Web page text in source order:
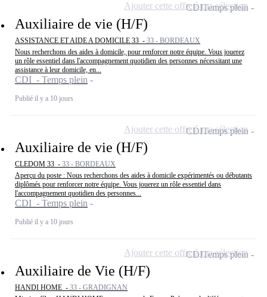
Auxiliaire de vie (H/F)
ASSISTANCE ET AIDE A DOMICILE 33 - 33 - BORDEAUX
Nous recherchons des aides à domicile, pour renforcer notre équipe. Vous jouerez
un rôle essentiel dans l'accompagnement quotidien des personnes nécessitant une
assistance à leur domicile, en...
CDI - Temps plein
Publié il y a 10 jours
CDITemps plein
Ajouter cette offre à ma sélection
Auxiliaire de vie (H/F)
CLEDOM 33 - 33 - BORDEAUX
Aperçu du poste : Nous recherchons des aides à domicile expérimentés ou débutants
diplômés pour renforcer notre équipe. Vous jouerez un rôle essentiel dans
l'accompagnement quotidien des personnes...
CDI - Temps plein
Publié il y a 10 jours
CDITemps plein
Ajouter cette offre à ma sélection
Auxiliaire de Vie (H/F)
HANDI HOME - 33 - GRADIGNAN
CDITemps plein
Ajouter cette offre à ma sélection